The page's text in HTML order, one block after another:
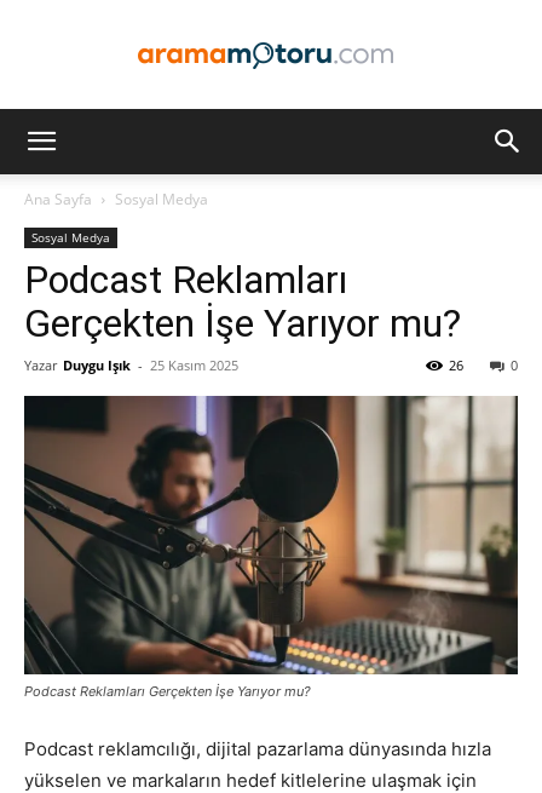
Pazarlaması
–
Ana Sayfa Sosyal Medya
Sosyal Medya
Podcast Reklamları
Gerçekten İşe Yarıyor mu?
Yazar Duygu Işık - 25 Kasım 2025 0
26
Podcast Reklamları Gerçekten İşe Yarıyor mu?
Podcast reklamcılığı, dijital pazarlama dünyasında hızla
yükselen ve markaların hedef kitlelerine ulaşmak için